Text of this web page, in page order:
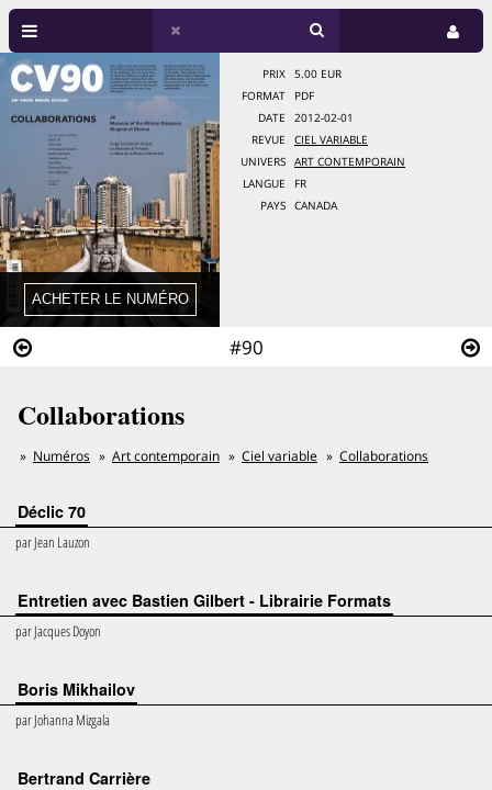
#90
PRIX
5.00 EUR
FORMAT
PDF
DATE
2012-02-01
REVUE
CIEL VARIABLE
UNIVERS
ART CONTEMPORAIN
LANGUE
FR
PAYS
CANADA
Collaborations
Numéros Art contemporain Ciel variable Collaborations
Déclic 70
parJean Lauzon
Entretien avec Bastien Gilbert - Librairie Formats
parJacques Doyon
Boris Mikhailov
parJohanna Mizgala
Bertrand Carrière